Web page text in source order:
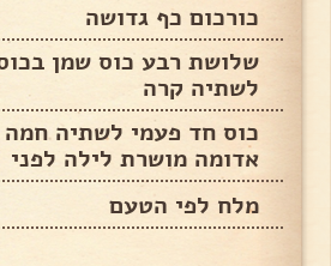
כורכום כף גדושה
שלושת רבע כוס שמן
לשתיה קרה
כוס חד פעמי לשתיה
אדומה מושרת לילה לפני
מלח לפי הטעם